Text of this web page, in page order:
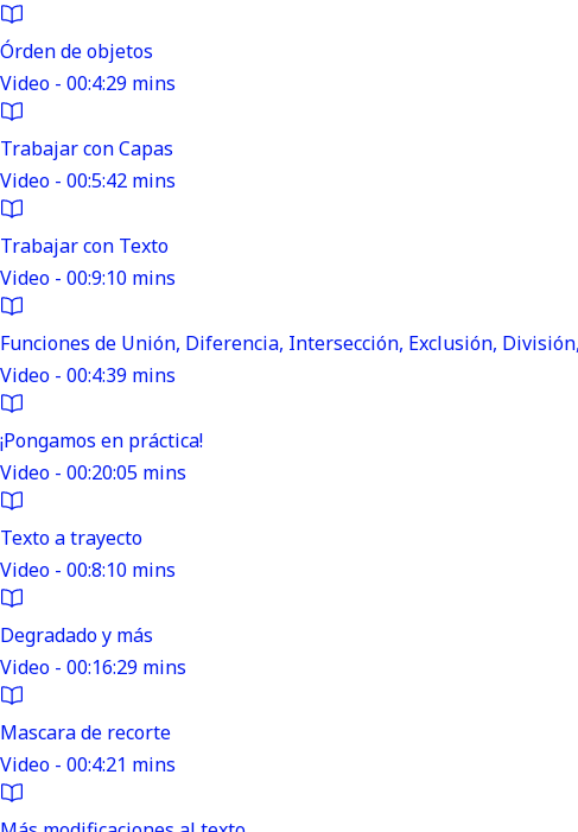
Órden de objetos
Video - 00:4:29 mins
Trabajar con Capas
Video - 00:5:42 mins
Trabajar con Texto
Video - 00:9:10 mins
Funciones de Unión, Diferencia, Intersección, Exclusión,
Video - 00:4:39 mins
¡Pongamos en práctica!
Video - 00:20:05 mins
Texto a trayecto
Video - 00:8:10 mins
Degradado y más
Video - 00:16:29 mins
Mascara de recorte
Video - 00:4:21 mins